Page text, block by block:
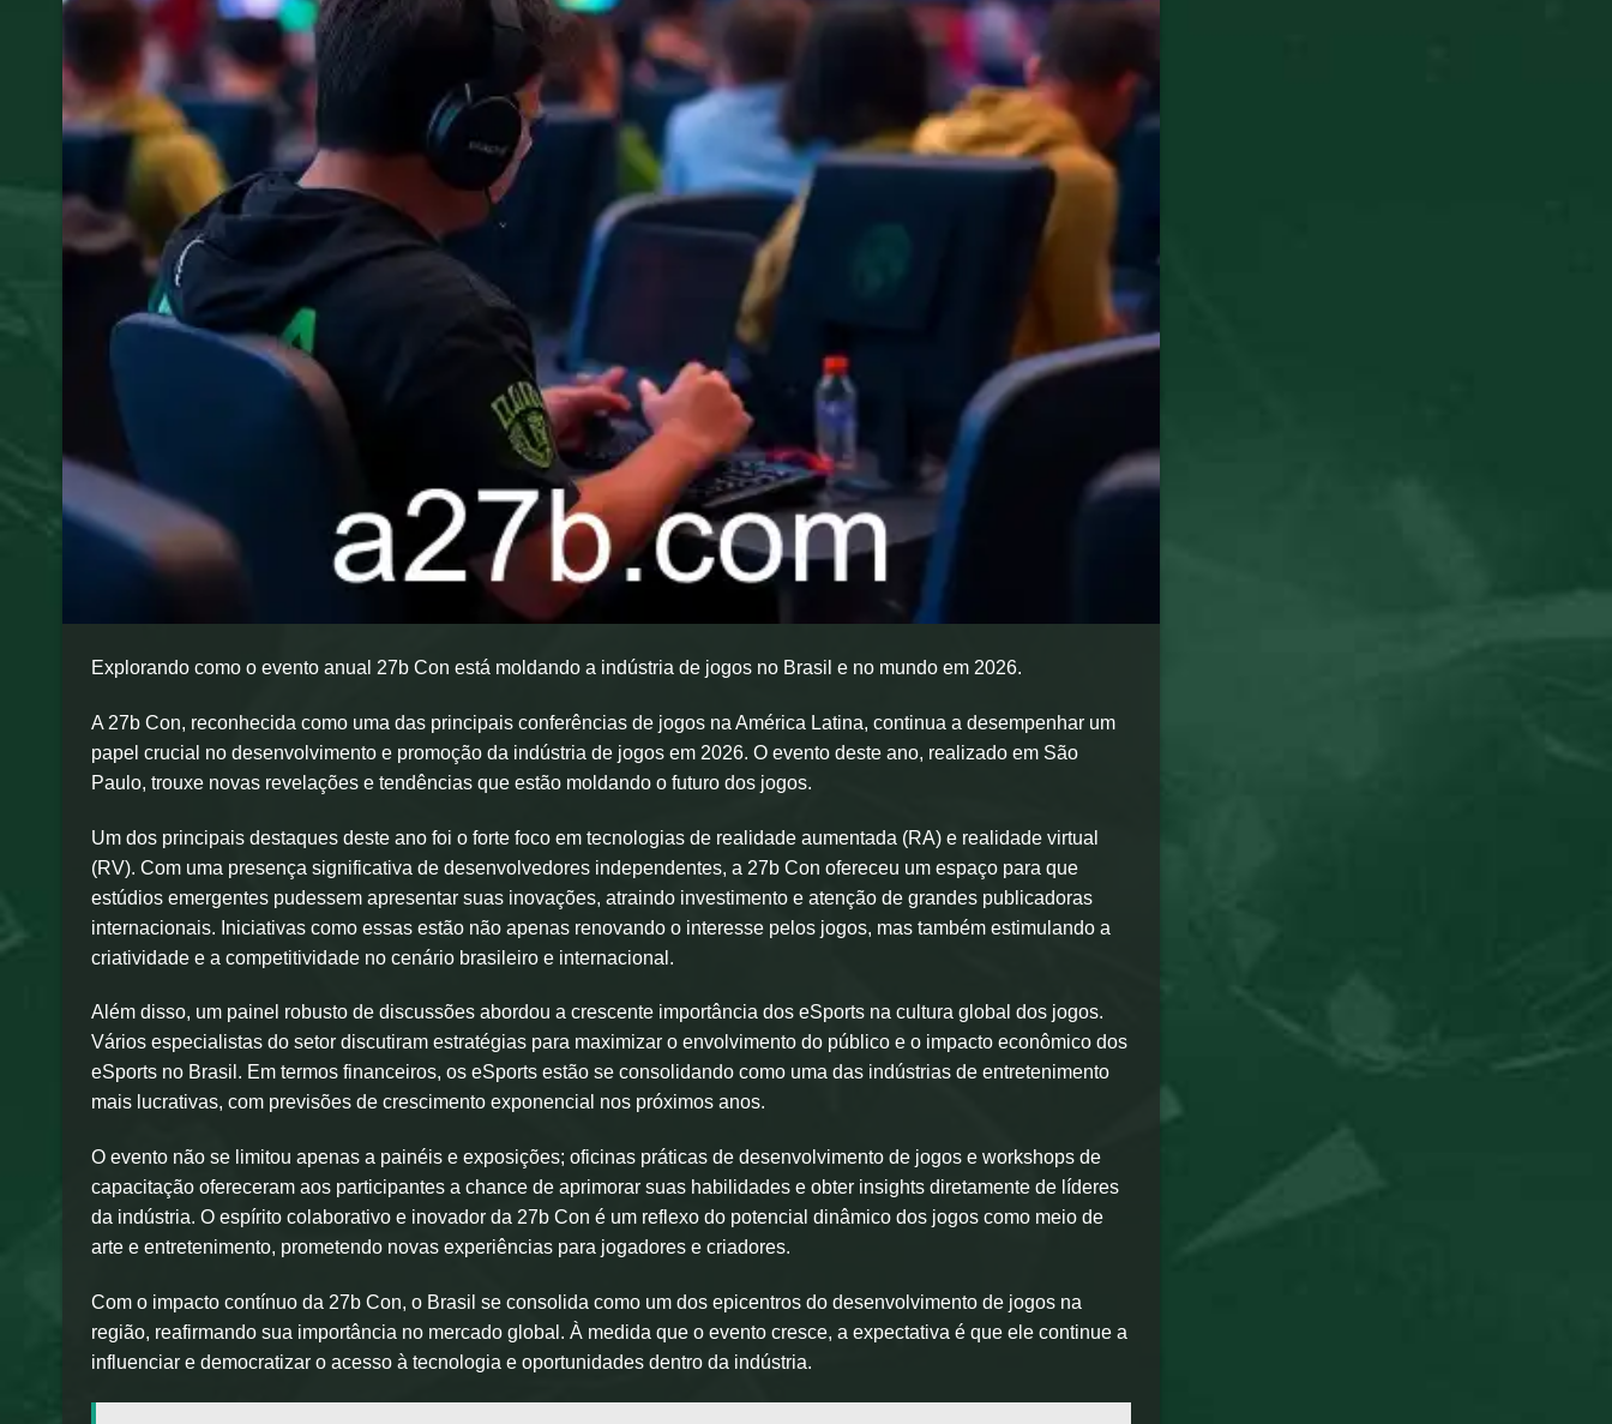
Explorando como o evento anual 27b Con está moldando a indústria de jogos no Brasil e no mundo em 2026.
A 27b Con, reconhecida como uma das principais conferências de jogos na América Latina, continua a desempenhar um
papel crucial no desenvolvimento e promoção da indústria de jogos em 2026. O evento deste ano, realizado em São
Paulo, trouxe novas revelações e tendências que estão moldando o futuro dos jogos.
Um dos principais destaques deste ano foi o forte foco em tecnologias de realidade aumentada (RA) e realidade virtual
(RV). Com uma presença significativa de desenvolvedores independentes, a 27b Con ofereceu um espaço para que
estúdios emergentes pudessem apresentar suas inovações, atraindo investimento e atenção de grandes publicadoras
internacionais. Iniciativas como essas estão não apenas renovando o interesse pelos jogos, mas também estimulando a
criatividade e a competitividade no cenário brasileiro e internacional.
Além disso, um painel robusto de discussões abordou a crescente importância dos eSports na cultura global dos jogos.
Vários especialistas do setor discutiram estratégias para maximizar o envolvimento do público e o impacto econômico dos
eSports no Brasil. Em termos financeiros, os eSports estão se consolidando como uma das indústrias de entretenimento
mais lucrativas, com previsões de crescimento exponencial nos próximos anos.
O evento não se limitou apenas a painéis e exposições; oficinas práticas de desenvolvimento de jogos e workshops de
capacitação ofereceram aos participantes a chance de aprimorar suas habilidades e obter insights diretamente de líderes
da indústria. O espírito colaborativo e inovador da 27b Con é um reflexo do potencial dinâmico dos jogos como meio de
arte e entretenimento, prometendo novas experiências para jogadores e criadores.
Com o impacto contínuo da 27b Con, o Brasil se consolida como um dos epicentros do desenvolvimento de jogos na
região, reafirmando sua importância no mercado global. À medida que o evento cresce, a expectativa é que ele continue a
influenciar e democratizar o acesso à tecnologia e oportunidades dentro da indústria.